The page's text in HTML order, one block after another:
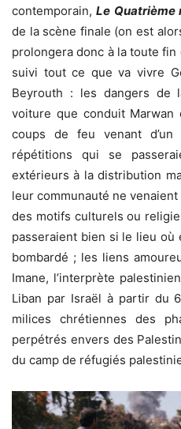
contemporain,Le Quatrième
de la scène finale (on est
prolongera donc à la toute
suivi tout ce que va vivre
Beyrouth : les dangers de
voiture que conduit Marwan
coups de feu venant
répétitions qui se
extérieurs à la distribution
leur communauté ne
des motifs culturels ou
passeraient bien si le lieu où
bombardé ; les liens
Imane, l’interprète
Liban par Israël à partir du
milices chrétiennes des
perpétrés envers des
du camp de réfugiés